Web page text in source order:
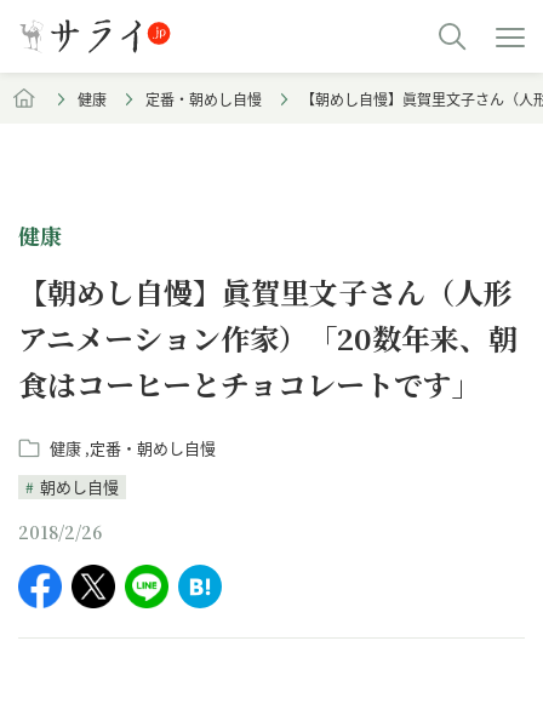
健康 定番・朝めし自慢 【朝めし自慢】眞賀里文子さん（
健康
【朝めし自慢】眞賀里文子さん（人形
アニメーション作家）「20数年来、朝
食はコーヒーとチョコレートです」
健康 定番・朝めし自慢
朝めし自慢
2018/2/26